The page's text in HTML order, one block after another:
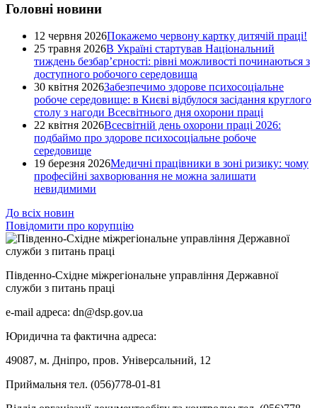
Головні новини
12 червня 2026Покажемо червону картку дитячій праці!
25 травня 2026В Україні стартував Національний
тиждень безбар’єрності: рівні можливості починаються з
доступного робочого середовища
30 квітня 2026Забезпечимо здорове психосоціальне
робоче середовище: в Києві відбулося засідання круглого
столу з нагоди Всесвітнього дня охорони праці
22 квітня 2026Всесвітній день охорони праці 2026:
подбаймо про здорове психосоціальне робоче
середовище
19 березня 2026Медичні працівники в зоні ризику: чому
професійні захворювання не можна залишати
невидимими
До всіх новин
Повідомити про корупцію
Південно-Східне міжрегіональне управління Державної
служби з питань праці
e-mail адреса: dn@dsp.gov.ua
Юридична та фактична адреса:
49087, м. Дніпро, пров. Універсальний, 12
Приймальня тел. (056)778-01-81